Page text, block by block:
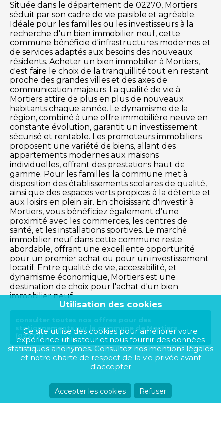
Située dans le département de 02270, Mortiers
séduit par son cadre de vie paisible et agréable.
Idéale pour les familles ou les investisseurs à la
recherche d'un bien immobilier neuf, cette
commune bénéficie d'infrastructures modernes et
de services adaptés aux besoins des nouveaux
résidents. Acheter un bien immobilier à Mortiers,
c'est faire le choix de la tranquillité tout en restant
proche des grandes villes et des axes de
communication majeurs. La qualité de vie à
Mortiers attire de plus en plus de nouveaux
habitants chaque année. Le dynamisme de la
région, combiné à une offre immobilière neuve en
constante évolution, garantit un investissement
sécurisé et rentable. Les promoteurs immobiliers
proposent une variété de biens, allant des
appartements modernes aux maisons
individuelles, offrant des prestations haut de
gamme. Pour les familles, la commune met à
disposition des établissements scolaires de qualité,
ainsi que des espaces verts propices à la détente et
aux loisirs en plein air. En choisissant d'investir à
Mortiers, vous bénéficiez également d'une
proximité avec les commerces, les centres de
santé, et les installations sportives. Le marché
immobilier neuf dans cette commune reste
abordable, offrant une excellente opportunité
pour un premier achat ou pour un investissement
locatif. Entre qualité de vie, accessibilité, et
dynamisme économique, Mortiers est une
destination de choix pour l'achat d'un bien
immobilier neuf.
consulter toutes nos offres pour des
stationnements sur la commune de Mortiers
(02270)
Utilisation des cookies
Ce site utilise des cookies pour améliorer votre
expérience utilisateur et nous fournir des données
statistiques anonymes. Consultez nos mentions légales
et notre charte de respect de la vie privée avant
d'accepter
Accepter les cookies Refuser